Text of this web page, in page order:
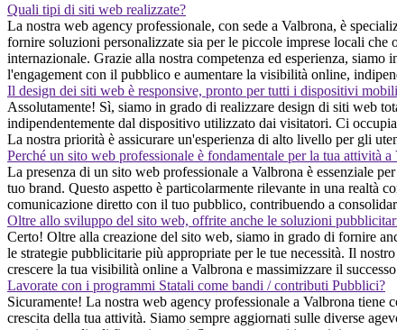
Quali tipi di siti web realizzate?
La nostra web agency professionale, con sede a Valbrona, è
fornire soluzioni personalizzate sia per le piccole imprese locali
internazionale. Grazie alla nostra competenza ed esperienza,
l'engagement con il pubblico e aumentare la visibilità online,
Il design dei siti web è responsive, pronto per tutti i dispositivi
Assolutamente! Sì, siamo in grado di realizzare design di siti web
indipendentemente dal dispositivo utilizzato dai visitatori. Ci
La nostra priorità è assicurare un'esperienza di alto livello per gli
Perché un sito web professionale è fondamentale per la tua attività a
La presenza di un sito web professionale a Valbrona è essenziale
tuo brand. Questo aspetto è particolarmente rilevante in una realtà
comunicazione diretto con il tuo pubblico, contribuendo a
Oltre allo sviluppo del sito web, offrite anche le soluzioni
Certo! Oltre alla creazione del sito web, siamo in grado di fornire
le strategie pubblicitarie più appropriate per le tue necessità. Il
crescere la tua visibilità online a Valbrona e massimizzare il
Lavorate con i programmi Statali come bandi / contributi Pubblici?
Sicuramente! La nostra web agency professionale a Valbrona
crescita della tua attività. Siamo sempre aggiornati sulle diverse